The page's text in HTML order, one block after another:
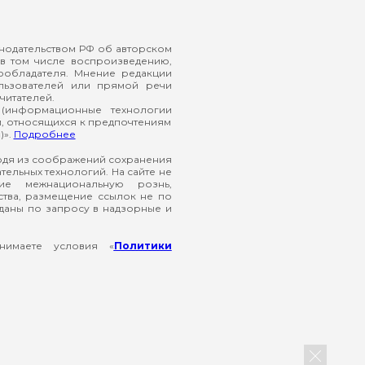
РФ об авторском
числе воспроизведению,
Мнение редакции
или прямой речи
технологии
относящихся к предпочтениям
Подробнее
из соображений сохранения
технологий. На сайте не
межнациональную рознь,
размещение ссылок не по
по запросу в надзорные и
условия «Политики
Закрыть